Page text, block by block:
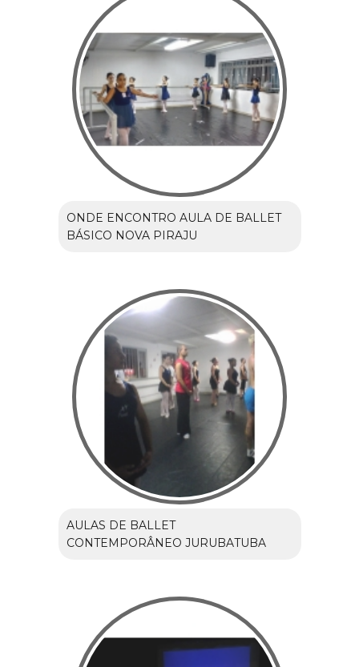
ONDE ENCONTRO AULA DE BALLET
BÁSICO NOVA PIRAJU
AULAS DE BALLET
CONTEMPORÂNEO JURUBATUBA